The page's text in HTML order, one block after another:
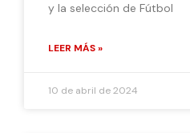
y la selección de Fútbol
LEER MÁS »
10 de abril de 2024